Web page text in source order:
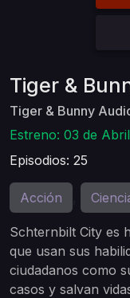
Tiger &
Tiger & Bunny
Estreno: 03 de Abril
Episodios: 25
Acción
Schternbilt City es
que usan sus
ciudadanos como
casos y salvan